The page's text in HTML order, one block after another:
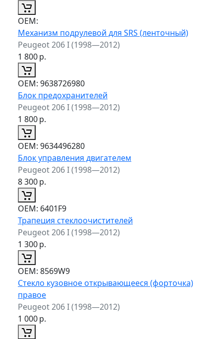
ОЕМ:
Механизм подрулевой для SRS (ленточный)
Peugeot 206 I (1998—2012)
1 800р.
ОЕМ: 9638726980
Блок предохранителей
Peugeot 206 I (1998—2012)
1 800р.
ОЕМ: 9634496280
Блок управления двигателем
Peugeot 206 I (1998—2012)
8 300р.
ОЕМ: 6401F9
Трапеция стеклоочистителей
Peugeot 206 I (1998—2012)
1 300р.
ОЕМ: 8569W9
Стекло кузовное открывающееся (форточка)
правое
Peugeot 206 I (1998—2012)
1 000р.